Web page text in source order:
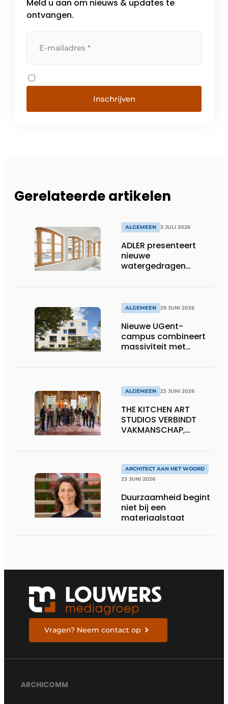
Meld u aan om nieuws & updates te
ontvangen.
Inschrijven
Gerelateerde artikelen
ALGEMEEN 3 JULI 2026
ADLER presenteert
nieuwe
watergedragen
ALGEMEEN 29 JUNI 2026
Nieuwe UGent-
campus combineert
massiviteit met
ALGEMEEN 23 JUNI 2026
THE KITCHEN ART
STUDIOS VERBINDT
VAKMANSCHAP,
TOEKOMST
ARCHITECT AAN HET WOORD
23 JUNI 2026
Duurzaamheid begint
niet bij een
materiaalstaat
Vragen? Neem contact op
ARCHICOMM